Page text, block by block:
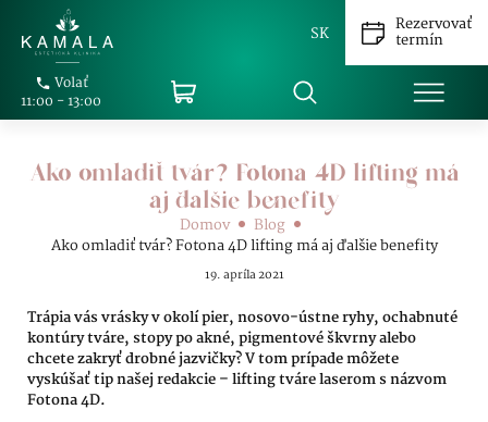
SK
Volať
11:00 - 13:00
Rezervovať
termín
Ako omladiť tvár? Fotona 4D lifting má
aj ďalšie benefity
Domov
Blog
Ako omladiť tvár? Fotona 4D lifting má aj ďalšie benefity
19. apríla 2021
Trápia vás vrásky v okolí pier, nosovo-ústne ryhy, ochabnuté
kontúry tváre, stopy po akné, pigmentové škvrny alebo
chcete zakryť drobné jazvičky? V tom prípade môžete
vyskúšať tip našej redakcie – lifting tváre laserom s názvom
Fotona 4D.